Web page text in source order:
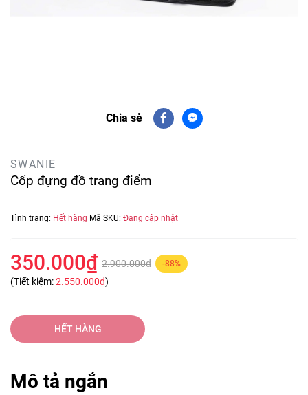
Chia sẻ
SWANIE
Cốp đựng đồ trang điểm
Tình trạng: Hết hàng Mã SKU: Đang cập nhật
350.000₫ 2.900.000₫ -88%
(Tiết kiệm:2.550.000₫)
HẾT HÀNG
Mô tả ngắn